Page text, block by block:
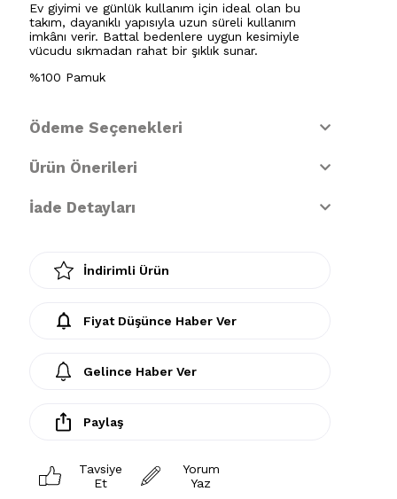
Ev giyimi ve günlük kullanım için ideal olan bu
takım, dayanıklı yapısıyla uzun süreli kullanım
imkânı verir. Battal bedenlere uygun kesimiyle
vücudu sıkmadan rahat bir şıklık sunar.
%100 Pamuk
Ödeme Seçenekleri
Ürün Önerileri
İade Detayları
İndirimli Ürün
Fiyat Düşünce Haber Ver
Gelince Haber Ver
Paylaş
Tavsiye
Et
Yorum
Yaz